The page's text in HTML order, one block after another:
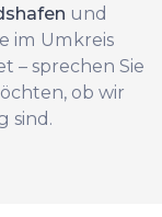
und
im Umkreis
– sprechen Sie
ob wir
sind.